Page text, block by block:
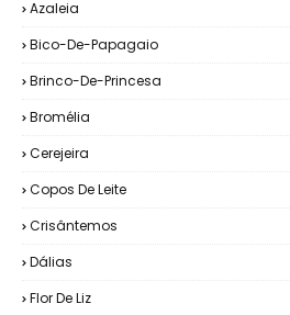
Azaleia
Bico-De-Papagaio
Brinco-De-Princesa
Bromélia
Cerejeira
Copos De Leite
Crisântemos
Dálias
Flor De Liz